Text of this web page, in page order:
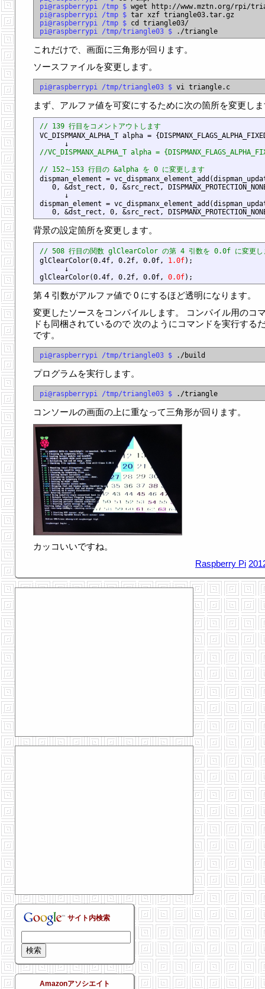
pi@raspberrypi /tmp $
pi@raspberrypi /tmp $
pi@raspberrypi /tmp $
pi@raspberrypi /tmp/triangle03 $
これだけで、画面に三角形が回ります。
ソースファイルを変更します。
pi@raspberrypi /tmp/triangle03 $
まず、アルファ値を可変にするために次の箇所を変更し
// 139 行目をコメントアウトします
VC_DISPMANX_ALPHA_T alpha =
//VC_DISPMANX_ALPHA_T alpha =
// 152～153 行目の &alpha を 0 に変更します
dispman_element =
0, &dst_rect, 0, &src_rect,
      ↓
dispman_element =
0, &dst_rect, 0, &src_rect,
背景の設定箇所を変更します。
// 508 行目の関数 glClearColor の第 4 引数を 0.0f に変更し
glClearColor(0.4f, 0.2f, 0.0f, 1.0f);
      ↓
glClearColor(0.4f, 0.2f, 0.0f, 0.0f
第 4 引数がアルファ値で 0 にするほど透明になります。
変更したソースをコンパイルします。 コンパイル用のコ
ドも同梱されているので 次のようにコマンドを実行する
です。
pi@raspberrypi /tmp/triangle03 $
プログラムを実行します。
pi@raspberrypi /tmp/triangle03 $
コンソールの画面の上に重なって三角形が回ります。
カッコいいですね。
Raspberry Pi
サイト内検索
Amazonアソシエイト